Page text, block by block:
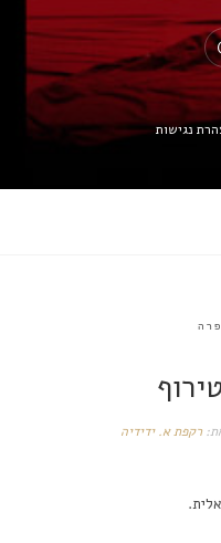
נגישות
רקפת א. ידידיה